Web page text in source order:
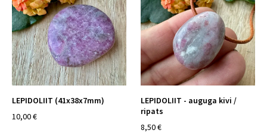
LEPIDOLIIT (41x38x7mm)
10,00 €
LEPIDOLIIT - auguga kivi /
ripats
8,50 €